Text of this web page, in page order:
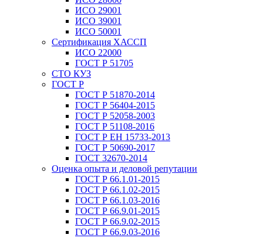
ИСО 29001
ИСО 39001
ИСО 50001
Сертификация ХАССП
ИСО 22000
ГОСТ Р 51705
СТО КУЗ
ГОСТ Р
ГОСТ Р 51870-2014
ГОСТ Р 56404-2015
ГОСТ Р 52058-2003
ГОСТ Р 51108-2016
ГОСТ Р ЕН 15733-2013
ГОСТ Р 50690-2017
ГОСТ 32670-2014
Оценка опыта и деловой репутации
ГОСТ Р 66.1.01-2015
ГОСТ Р 66.1.02-2015
ГОСТ Р 66.1.03-2016
ГОСТ Р 66.9.01-2015
ГОСТ Р 66.9.02-2015
ГОСТ Р 66.9.03-2016